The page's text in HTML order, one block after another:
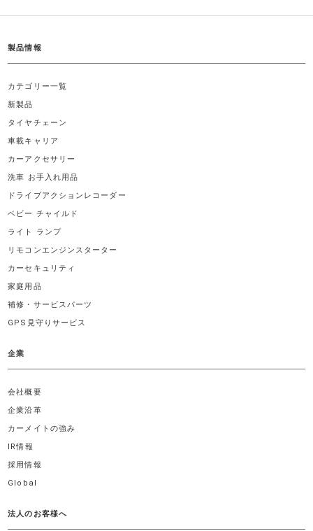
製品情報
カテゴリー一覧
新製品
タイヤチェーン
車載キャリア
カーアクセサリー
洗車 お手入れ用品
ドライブアクションレコーダー
ベビー チャイルド
ライト ランプ
リモコンエンジンスターター
カーセキュリティ
家庭用品
補修・サービスパーツ
GPS見守りサービス
企業
会社概要
企業沿革
カーメイトの強み
IR情報
採用情報
Global
法人のお客様へ